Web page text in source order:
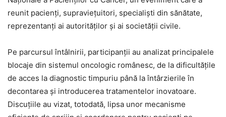
reunit pacienți, supraviețuitori, specialiști din sănătate,
reprezentanți ai autorităților și ai societății civile.
Pe parcursul întâlnirii, participanții au analizat principalele
blocaje din sistemul oncologic românesc, de la dificultățile
de acces la diagnostic timpuriu până la întârzierile în
decontarea și introducerea tratamentelor inovatoare.
Discuțiile au vizat, totodată, lipsa unor mecanisme